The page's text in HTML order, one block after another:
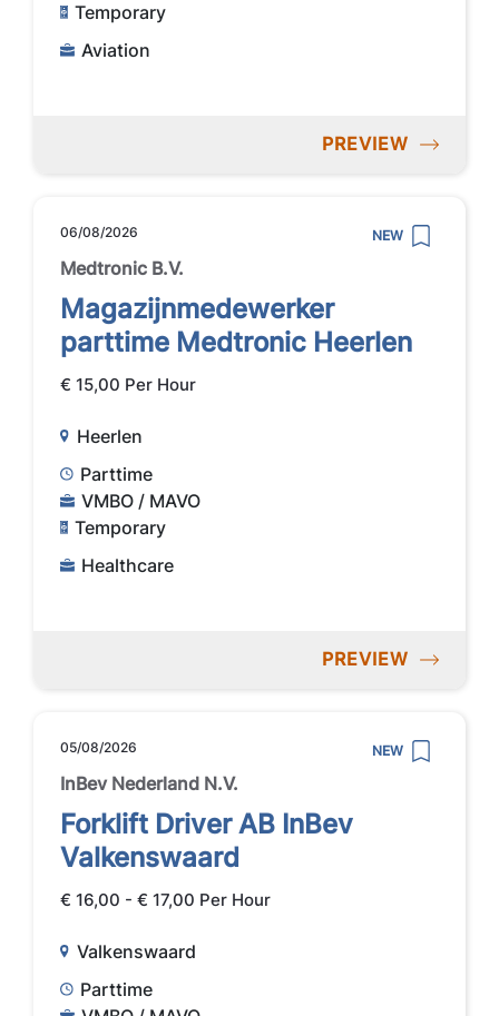
Temporary
Aviation
PREVIEW
06/08/2026 NEW
Medtronic B.V.
Magazijnmedewerker
parttime Medtronic Heerlen
€ 15,00 Per Hour
Heerlen
Parttime
VMBO / MAVO
Temporary
Healthcare
PREVIEW
05/08/2026 NEW
InBev Nederland N.V.
Forklift Driver AB InBev
Valkenswaard
€ 16,00 - € 17,00 Per Hour
Valkenswaard
Parttime